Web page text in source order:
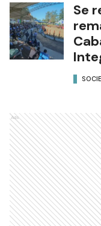
Se
Ads